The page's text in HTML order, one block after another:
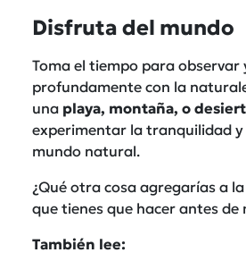
Disfruta del mundo
Toma el tiempo para observar
profundamente con la
una playa, montaña, o
experimentar la tranquilidad y
mundo natural.
¿Qué otra cosa agregarías a
que tienes que hacer antes de
También lee: